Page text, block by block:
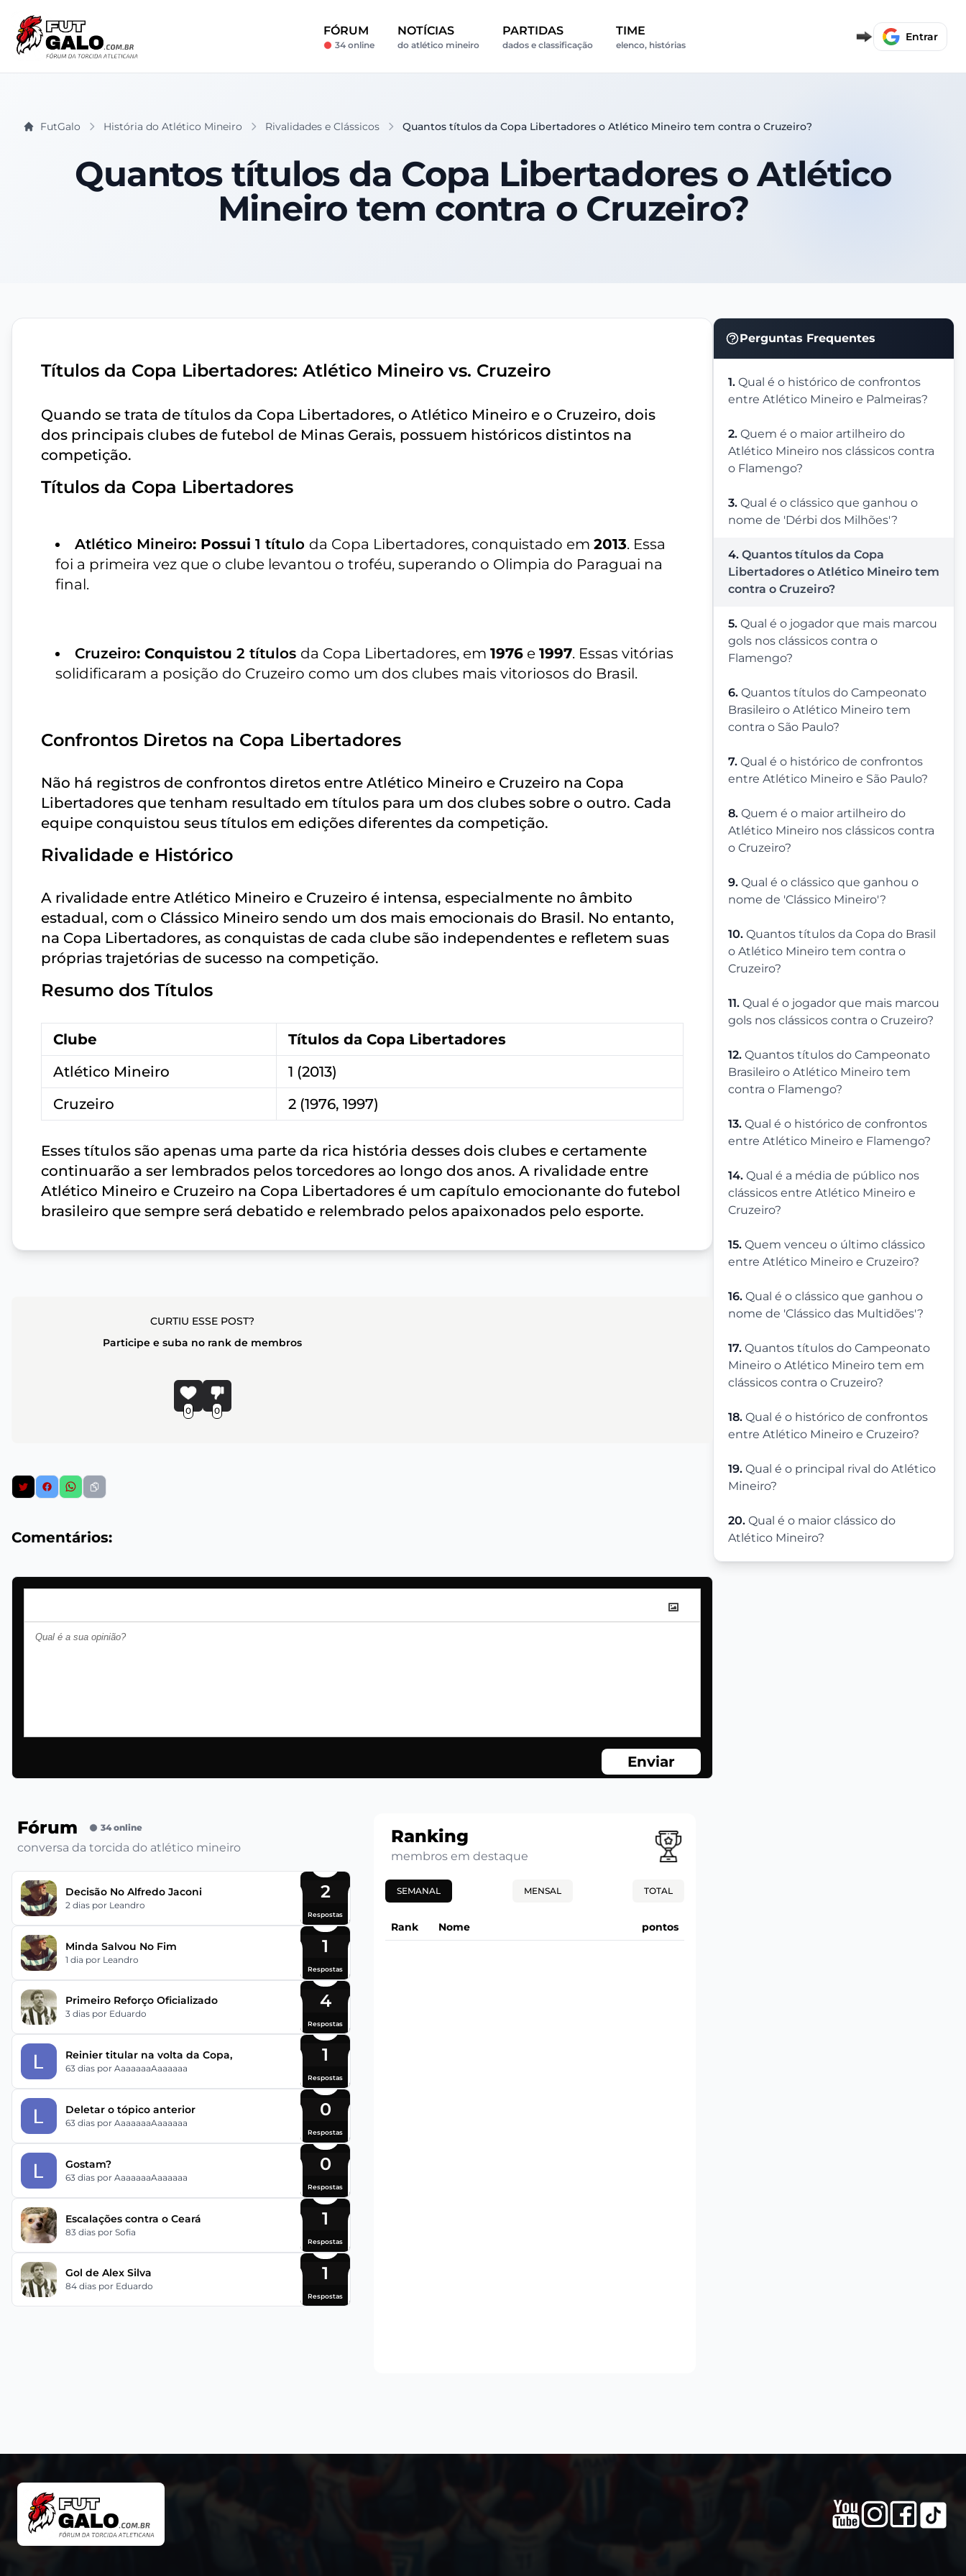
FÓRUM
34 online
NOTÍCIAS
do atlético mineiro
PARTIDAS
dados e classificação
TIME
elenco, histórias
Entrar
FutGalo História do Atlético Mineiro Rivalidades e Clássicos Quantos títulos da Copa Libertadores o Atlético Mineiro tem contra o Cruzeiro?
Quantos títulos da Copa Libertadores o Atlético
Mineiro tem contra o Cruzeiro?
Perguntas Frequentes
1. Qual é o histórico de confrontos
entre Atlético Mineiro e Palmeiras?
2. Quem é o maior artilheiro do
Atlético Mineiro nos clássicos contra
o Flamengo?
3. Qual é o clássico que ganhou o
nome de 'Dérbi dos Milhões'?
4. Quantos títulos da Copa
Libertadores o Atlético Mineiro tem
contra o Cruzeiro?
5. Qual é o jogador que mais marcou
gols nos clássicos contra o
Flamengo?
6. Quantos títulos do Campeonato
Brasileiro o Atlético Mineiro tem
contra o São Paulo?
7. Qual é o histórico de confrontos
entre Atlético Mineiro e São Paulo?
8. Quem é o maior artilheiro do
Atlético Mineiro nos clássicos contra
o Cruzeiro?
9. Qual é o clássico que ganhou o
nome de 'Clássico Mineiro'?
10. Quantos títulos da Copa do Brasil
o Atlético Mineiro tem contra o
Cruzeiro?
11. Qual é o jogador que mais marcou
gols nos clássicos contra o Cruzeiro?
12. Quantos títulos do Campeonato
Brasileiro o Atlético Mineiro tem
contra o Flamengo?
13. Qual é o histórico de confrontos
entre Atlético Mineiro e Flamengo?
14. Qual é a média de público nos
clássicos entre Atlético Mineiro e
Cruzeiro?
15. Quem venceu o último clássico
entre Atlético Mineiro e Cruzeiro?
16. Qual é o clássico que ganhou o
nome de 'Clássico das Multidões'?
17. Quantos títulos do Campeonato
Mineiro o Atlético Mineiro tem em
clássicos contra o Cruzeiro?
18. Qual é o histórico de confrontos
entre Atlético Mineiro e Cruzeiro?
19. Qual é o principal rival do Atlético
Mineiro?
20. Qual é o maior clássico do
Atlético Mineiro?
Títulos da Copa Libertadores: Atlético Mineiro vs. Cruzeiro
Quando se trata de títulos da Copa Libertadores, o Atlético Mineiro e o Cruzeiro, dois
dos principais clubes de futebol de Minas Gerais, possuem históricos distintos na
competição.
Títulos da Copa Libertadores
Atlético Mineiro: Possui 1 título da Copa Libertadores, conquistado em 2013. Essa
foi a primeira vez que o clube levantou o troféu, superando o Olimpia do Paraguai na
final.
Cruzeiro: Conquistou 2 títulos da Copa Libertadores, em 1976 e 1997. Essas vitórias
solidificaram a posição do Cruzeiro como um dos clubes mais vitoriosos do Brasil.
Confrontos Diretos na Copa Libertadores
Não há registros de confrontos diretos entre Atlético Mineiro e Cruzeiro na Copa
Libertadores que tenham resultado em títulos para um dos clubes sobre o outro. Cada
equipe conquistou seus títulos em edições diferentes da competição.
Rivalidade e Histórico
A rivalidade entre Atlético Mineiro e Cruzeiro é intensa, especialmente no âmbito
estadual, com o Clássico Mineiro sendo um dos mais emocionais do Brasil. No entanto,
na Copa Libertadores, as conquistas de cada clube são independentes e refletem suas
próprias trajetórias de sucesso na competição.
Resumo dos Títulos
Clube
Títulos da Copa Libertadores
Atlético Mineiro
1 (2013)
Cruzeiro
2 (1976, 1997)
Esses títulos são apenas uma parte da rica história desses dois clubes e certamente
continuarão a ser lembrados pelos torcedores ao longo dos anos. A rivalidade entre
Atlético Mineiro e Cruzeiro na Copa Libertadores é um capítulo emocionante do futebol
brasileiro que sempre será debatido e relembrado pelos apaixonados pelo esporte.
CURTIU ESSE POST?
Participe e suba no rank de membros
0 0
Comentários:
Enviar
Fórum 34 online
conversa da torcida do atlético mineiro
Decisão No Alfredo Jaconi
2 dias por Leandro
2
Respostas
Minda Salvou No Fim
1 dia por Leandro
1
Respostas
Primeiro Reforço Oficializado
3 dias por Eduardo
4
Respostas
Reinier titular na volta da Copa,
63 dias por AaaaaaaAaaaaaa
1
Respostas
Deletar o tópico anterior
63 dias por AaaaaaaAaaaaaa
0
Respostas
Gostam?
63 dias por AaaaaaaAaaaaaa
0
Respostas
Escalações contra o Ceará
83 dias por Sofia
1
Respostas
Gol de Alex Silva
84 dias por Eduardo
1
Respostas
Ranking
membros em destaque
SEMANAL MENSAL TOTAL
Rank Nome pontos